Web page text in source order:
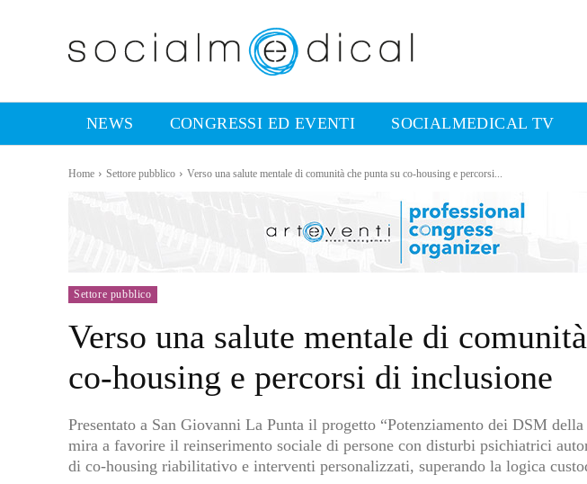
NEWS CONGRESSI ED EVENTI SOCIALMEDICAL TV
Home Settore pubblico Verso una salute mentale di comunità che punta su co-housing e percorsi...
Settore pubblico
Verso una salute mentale di
co-housing e percorsi di inclusione
Presentato a San Giovanni La Punta il progetto “Potenziamento dei DSM
mira a favorire il reinserimento sociale di persone con disturbi psichiatrici
di co-housing riabilitativo e interventi personalizzati, superando la logica